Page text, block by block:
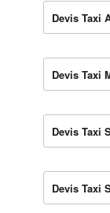
Devis Taxi
Devis Taxi
Devis Taxi
Devis Taxi